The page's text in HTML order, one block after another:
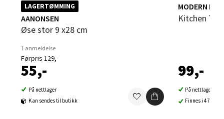
LAGERTØMMING
AANONSEN
Øse stor 9 x28 cm
1 anmeldelse
Førpris 129,-
55,-
På nettlager
Kan sendes til butikk
MODERN
Kitchen
99,-
På nettlager
Finnes i 47
Velg
Bergen - Thon Senter Sartor
Sartorvegen 12, 5353 Straume
Åpent i dag 10-21
0 i butikk